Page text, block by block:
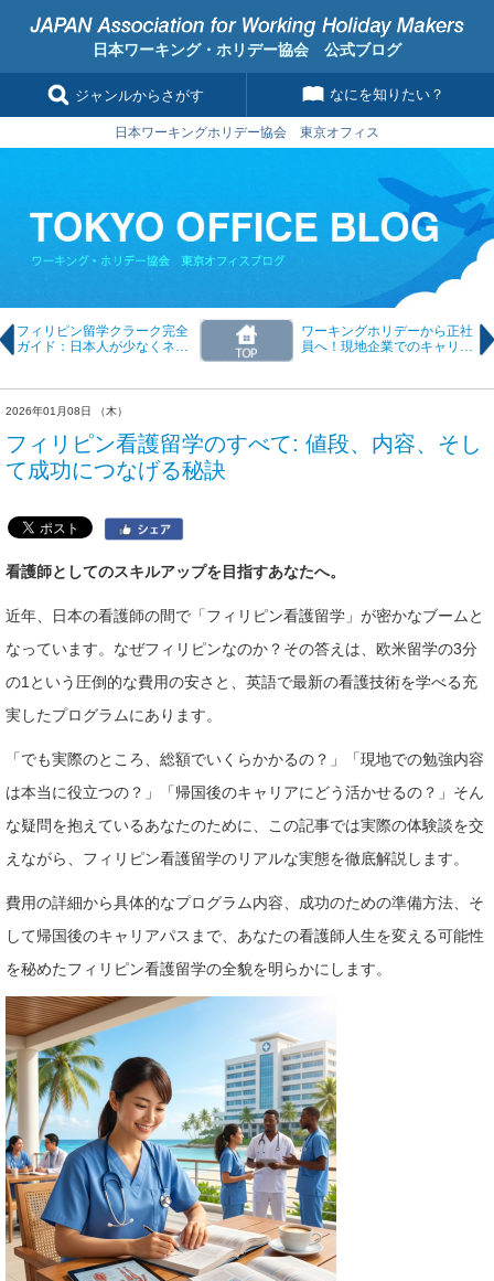
日本ワーキング・ホリデー協会 公式ブログ
ジャンルからさがす なにを知りたい？
日本ワーキングホリデー協会 東京オフィス
フィリピン留学クラーク完全
ガイド：日本人が少なくネイ
ワーキングホリデーから正社
員へ！現地企業でのキャリア
2026年01月08日 （木）
フィリピン看護留学のすべて: 値段、内容、そし
て成功につなげる秘訣
看護師としてのスキルアップを目指すあなたへ。
近年、日本の看護師の間で「フィリピン看護留学」が密かなブームと
なっています。なぜフィリピンなのか？その答えは、欧米留学の3分
の1という圧倒的な費用の安さと、英語で最新の看護技術を学べる充
実したプログラムにあります。
「でも実際のところ、総額でいくらかかるの？」「現地での勉強内容
は本当に役立つの？」「帰国後のキャリアにどう活かせるの？」そん
な疑問を抱えているあなたのために、この記事では実際の体験談を交
えながら、フィリピン看護留学のリアルな実態を徹底解説します。
費用の詳細から具体的なプログラム内容、成功のための準備方法、そ
して帰国後のキャリアパスまで、あなたの看護師人生を変える可能性
を秘めたフィリピン看護留学の全貌を明らかにします。